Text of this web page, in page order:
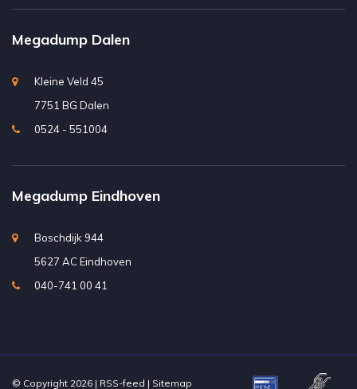
Megadump Dalen
Kleine Veld 45
7751 BG Dalen
0524 - 551004
Megadump Eindhoven
Boschdijk 944
5627 AC Eindhoven
040-741 00 41
© Copyright 2026 | RSS-feed | Sitemap